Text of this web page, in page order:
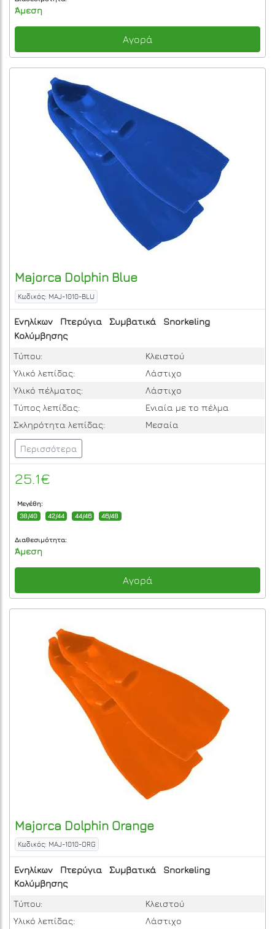
Άμεση
Αγορά
Majorca Dolphin Blue
Κωδικός: MAJ-1010-BLU
Ενηλίκων Πτερύγια Συμβατικά
Snorkeling
Κολύμβησης
Τύπου:
Κλειστού
Υλικό λεπίδας:
Λάστιχο
Υλικό πέλματος:
Λάστιχο
Τύπος λεπίδας:
Ενιαία με το πέλμα
Σκληρότητα λεπίδας:
Μεσαία
Περισσότερα
25.1€
Μεγέθη:
38/40
42/44 44/46 46/48
Διαθεσιμότητα:
Άμεση
Αγορά
Majorca Dolphin Orange
Κωδικός: MAJ-1010-ORG
Ενηλίκων Πτερύγια Συμβατικά
Snorkeling
Κολύμβησης
Τύπου:
Κλειστού
Υλικό λεπίδας:
Λάστιχο